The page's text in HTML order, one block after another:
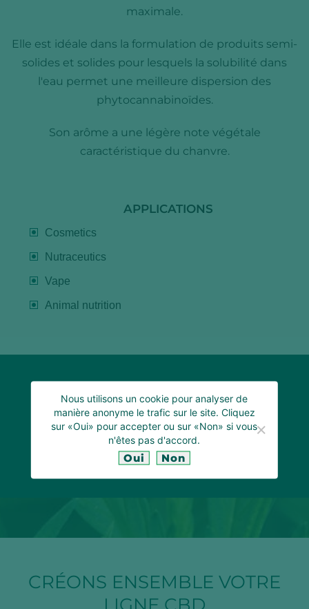
maximale.
Elle est idéale dans la formulation de produits semi-
solides et solides pour lesquels la solubilité dans
l'eau permet une meilleure dispersion des
phytocannabinoïdes.
Son arôme a une légère note végétale
caractéristique du chanvre.
APPLICATIONS
Cosmetics
Nutraceutics
Vape
Animal nutrition
TELL US WHAT YOU NEED
CONTACT US
CRÉONS ENSEMBLE VOTRE
Nous utilisons un cookie pour analyser de
manière anonyme le trafic sur le site. Cliquez
sur «Oui» pour accepter ou sur «Non» si vous
n'êtes pas d'accord.
Oui Non